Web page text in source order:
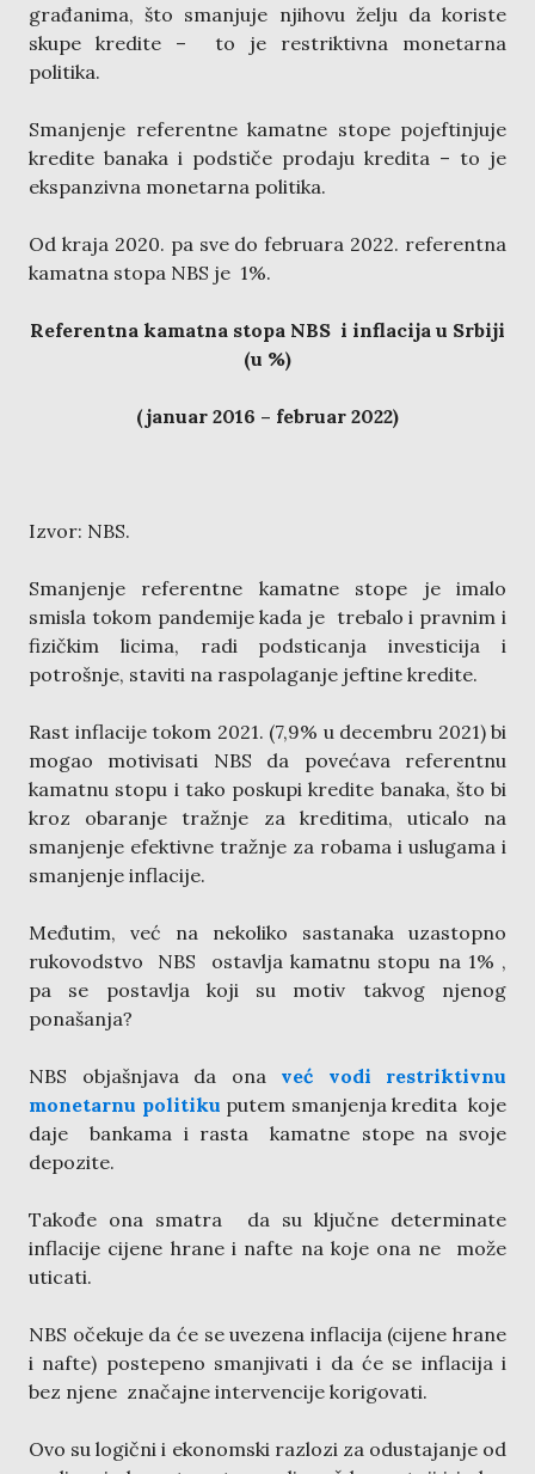
građanima, što smanjuje njihovu želju da koriste
skupe kredite – to je restriktivna monetarna
politika.
Smanjenje referentne kamatne stope pojeftinjuje
kredite banaka i podstiče prodaju kredita – to je
ekspanzivna monetarna politika.
Od kraja 2020. pa sve do februara 2022. referentna
kamatna stopa NBS je 1%.
Referentna kamatna stopa NBS i inflacija u Srbiji
(u %)
(januar 2016 – februar 2022)
Izvor: NBS.
Smanjenje referentne kamatne stope je imalo
smisla tokom pandemije kada je trebalo i pravnim i
fizičkim licima, radi podsticanja investicija i
potrošnje, staviti na raspolaganje jeftine kredite.
Rast inflacije tokom 2021. (7,9% u decembru 2021) bi
mogao motivisati NBS da povećava referentnu
kamatnu stopu i tako poskupi kredite banaka, što bi
kroz obaranje tražnje za kreditima, uticalo na
smanjenje efektivne tražnje za robama i uslugama i
smanjenje inflacije.
Međutim, već na nekoliko sastanaka uzastopno
rukovodstvo NBS ostavlja kamatnu stopu na 1% ,
pa se postavlja koji su motiv takvog njenog
ponašanja?
NBS objašnjava da ona već vodi restriktivnu
monetarnu politiku putem smanjenja kredita koje
daje bankama i rasta kamatne stope na svoje
depozite.
Takođe ona smatra da su ključne determinate
inflacije cijene hrane i nafte na koje ona ne može
uticati.
NBS očekuje da će se uvezena inflacija (cijene hrane
i nafte) postepeno smanjivati i da će se inflacija i
bez njene značajne intervencije korigovati.
Ovo su logični i ekonomski razlozi za odustajanje od